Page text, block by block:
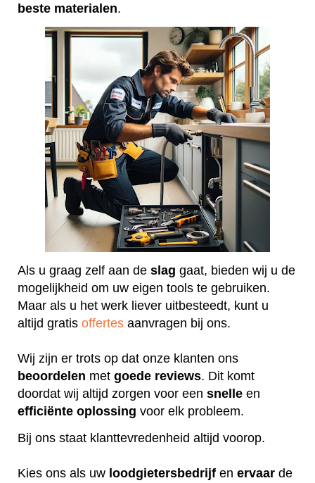
beste materialen.
Als u graag zelf aan de slag gaat, bieden wij u de
mogelijkheid om uw eigen tools te gebruiken.
Maar als u het werk liever uitbesteedt, kunt u
altijd gratis offertes aanvragen bij ons.
Wij zijn er trots op dat onze klanten ons
beoordelen met goede reviews. Dit komt
doordat wij altijd zorgen voor een snelle en
efficiënte oplossing voor elk probleem.
Bij ons staat klanttevredenheid altijd voorop.
Kies ons als uw loodgietersbedrijf en ervaar de